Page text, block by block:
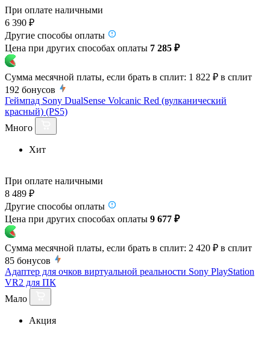
При оплате наличными
6 390 ₽
Другие способы оплаты
Цена при других способах оплаты 7 285 ₽
Сумма месячной платы, если брать в сплит: 1 822 ₽ в сплит
192 бонусов
Геймпад Sony DualSense Volcanic Red (вулканический
красный) (PS5)
Много
Хит
При оплате наличными
8 489 ₽
Другие способы оплаты
Цена при других способах оплаты 9 677 ₽
Сумма месячной платы, если брать в сплит: 2 420 ₽ в сплит
85 бонусов
Адаптер для очков виртуальной реальности Sony PlayStation
VR2 для ПК
Мало
Акция